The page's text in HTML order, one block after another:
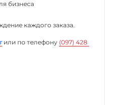
бизнеса
каждого заказа.
или по телефону (097) 428